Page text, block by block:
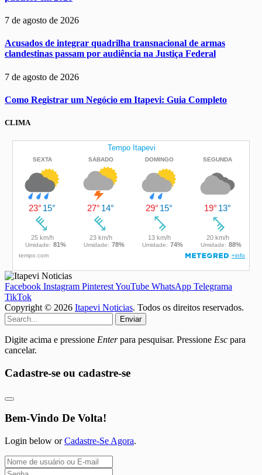
7 de agosto de 2026
Acusados de integrar quadrilha transnacional de armas
clandestinas passam por audiência na Justiça Federal
7 de agosto de 2026
Como Registrar um Negócio em Itapevi: Guia Completo
CLIMA
Facebook Instagram PinterestYouTube WhatsApp Telegrama
TikTok
Copyright © 2026 Itapevi Noticias. Todos os direitos reservados.
Enviar
Digite acima e pressione Enterpara pesquisar. Pressione Esc para
cancelar.
Cadastre-se ou cadastre-se
Bem-Vindo De Volta!
Login below orCadastre-Se Agora.